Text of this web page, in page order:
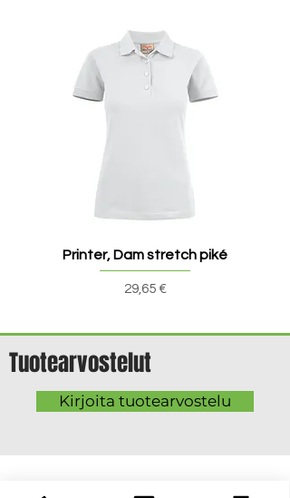
Printer, Dam stretch piké
Pris
29,65 €
Tuotearvostelut
Kirjoita tuotearvostelu